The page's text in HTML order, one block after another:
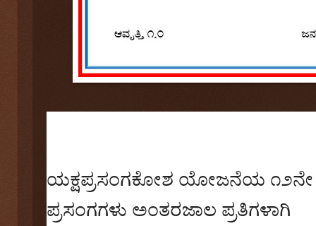
ಯಕ್ಷಪ್ರಸಂಗಕೋಶ ಯೋಜನೆಯ ೧೨ನೇ
ಪ್ರಸಂಗಗಳು ಅಂತರಜಾಲ ಪ್ರತಿಗಳಾಗಿ